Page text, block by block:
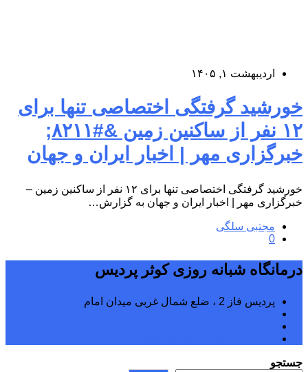
اردیبهشت ۱, ۱۴۰۵
خورشید گرفتگی اختصاصی تنها برای
۱۲ نفر از ساکنین زمین &#۸۲۱۱;
خبرگزاری مهر | اخبار ایران و جهان
خورشید گرفتگی اختصاصی تنها برای ۱۲ نفر از ساکنین زمین –
خبرگزاری مهر | اخبار ایران و جهان به گزارش…
مجتبی سلگی
0
درمانگاه شبانه روزی کوثر پردیس
پردیس فاز 2 ، ضلع شمال غربی میدان امام
جستجو